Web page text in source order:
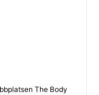
The Body